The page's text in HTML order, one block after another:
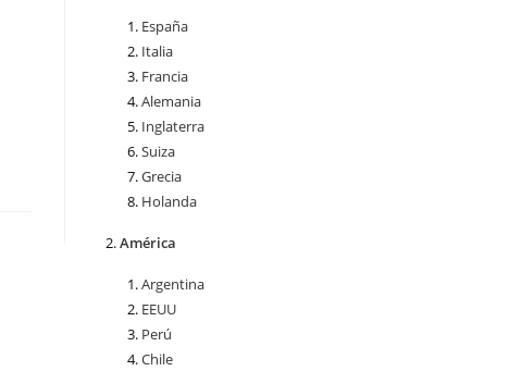
España
Italia
Francia
Alemania
Inglaterra
Suiza
Grecia
Holanda
América
Argentina
EEUU
Perú
Chile